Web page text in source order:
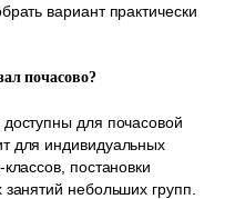
вариант практически
почасово?
для почасовой
для индивидуальных
постановки
небольших групп.